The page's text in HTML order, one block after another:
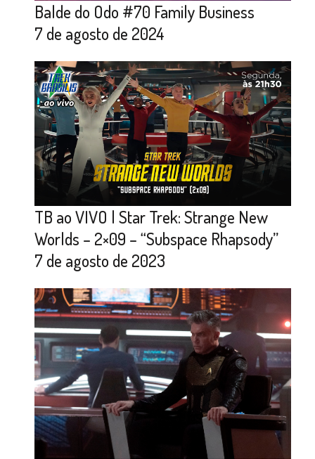
Balde do Odo #70 Family Business
7 de agosto de 2024
TB ao VIVO | Star Trek: Strange New
Worlds – 2×09 – “Subspace Rhapsody”
7 de agosto de 2023